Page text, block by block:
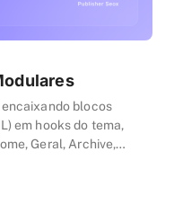
blocos
em hooks do tema,
Geral, Archive,